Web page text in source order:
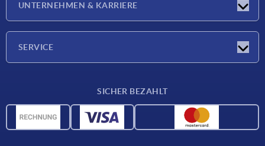
Presseberichte
UNTERNEHMEN & KARRIERE
SERVICE
Werkstoffübersicht
SICHER BEZAHLT